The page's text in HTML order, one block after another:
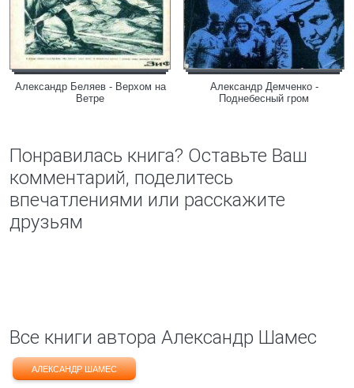
Александр Беляев - Верхом на
Ветре
Александр Демченко -
Поднебесный гром
Понравилась книга? Оставьте Ваш
комментарий, поделитесь
впечатлениями или расскажите
друзьям
Все книги автора Александр Шамес
АЛЕКСАНДР ШАМЕС